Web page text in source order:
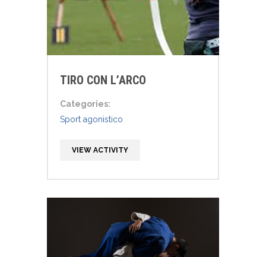
TIRO CON L’ARCO
Categories:
Sport agonistico
VIEW ACTIVITY